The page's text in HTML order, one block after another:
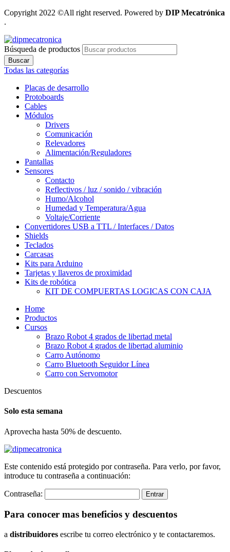
Copyright 2022 ©All right reserved. Powered by DIP Mecatrónica
.
Búsqueda de productos
Buscar
Todas las categorías
Placas de desarrollo
Protoboards
Cables
Módulos
Drivers
Comunicación
Relevadores
Alimentación/Reguladores
Pantallas
Sensores
Contacto
Reflectivos / luz / sonido / vibración
Humo/Alcohol
Humedad y Temperatura/Agua
Voltaje/Corriente
Convertidores USB a TTL / Interfaces / Datos
Shields
Teclados
Carcasas
Kits para Arduino
Tarjetas y llaveros de proximidad
Kits de robótica
KIT DE COMPUERTAS LOGICAS CON CAJA
Home
Productos
Cursos
Brazo Robot 4 grados de libertad metal
Brazo Robot 4 grados de libertad aluminio
Carro Autónomo
Carro Bluetooth Seguidor Línea
Carro con Servomotor
Descuentos
Solo esta semana
Aprovecha hasta 50% de descuento.
Este contenido está protegido por contraseña. Para verlo, por favor,
introduce tu contraseña a continuación:
Contraseña:
Para conocer mas beneficios y descuentos
a distribuidores escribe tu correo electrónico y te contactaremos.